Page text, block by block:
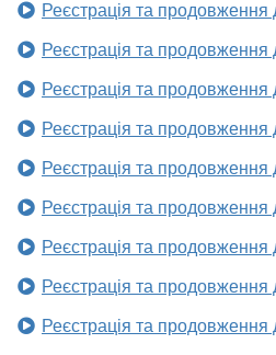
Реєстрація та продовження
Реєстрація та продовження
Реєстрація та продовження
Реєстрація та продовження
Реєстрація та продовження
Реєстрація та продовження
Реєстрація та продовження
Реєстрація та продовження
Реєстрація та продовження